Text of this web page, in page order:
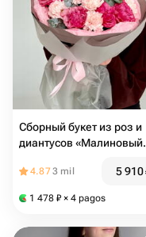
Сборный букет из роз и
диантусов «Малиновый
4.873 mil 5 910
1 478 ₽ × 4 pagos